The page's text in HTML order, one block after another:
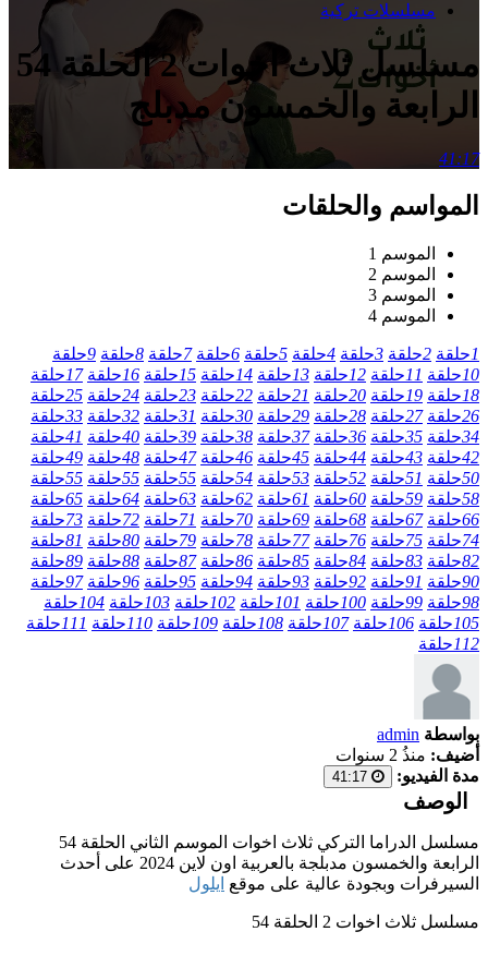
مسلسلات تركية
مسلسل ثلاث اخوات 2 الحلقة 54
الرابعة والخمسون مدبلج
41:17
المواسم والحلقات
الموسم 1
الموسم 2
الموسم 3
الموسم 4
1حلقة 2حلقة 3حلقة 4حلقة 5حلقة 6حلقة 7حلقة 8حلقة 9حلقة
10حلقة 11حلقة 12حلقة 13حلقة 14حلقة 15حلقة 16حلقة 17حلقة
18حلقة 19حلقة 20حلقة 21حلقة 22حلقة 23حلقة 24حلقة 25حلقة
26حلقة 27حلقة 28حلقة 29حلقة 30حلقة 31حلقة 32حلقة 33حلقة
34حلقة 35حلقة 36حلقة 37حلقة 38حلقة 39حلقة 40حلقة 41حلقة
42حلقة 43حلقة 44حلقة 45حلقة 46حلقة 47حلقة 48حلقة 49حلقة
50حلقة 51حلقة 52حلقة 53حلقة 54حلقة 55حلقة 55حلقة 55حلقة
58حلقة 59حلقة 60حلقة 61حلقة 62حلقة 63حلقة 64حلقة 65حلقة
66حلقة 67حلقة 68حلقة 69حلقة 70حلقة 71حلقة 72حلقة 73حلقة
74حلقة 75حلقة 76حلقة 77حلقة 78حلقة 79حلقة 80حلقة 81حلقة
82حلقة 83حلقة 84حلقة 85حلقة 86حلقة 87حلقة 88حلقة 89حلقة
90حلقة 91حلقة 92حلقة 93حلقة 94حلقة 95حلقة 96حلقة 97حلقة
98حلقة 99حلقة 100حلقة 101حلقة 102حلقة 103حلقة 104حلقة
105حلقة 106حلقة 107حلقة 108حلقة 109حلقة 110حلقة 111حلقة
112حلقة
بواسطة admin
أضيف: منذُ 2 سنوات
مدة الفيديو:
الوصف
مسلسل الدراما التركي ثلاث اخوات الموسم الثاني الحلقة 54
الرابعة والخمسون مدبلجة بالعربية اون لاين 2024 على أحدث
السيرفرات وبجودة عالية على موقع ايلول
مسلسل ثلاث اخوات 2 الحلقة 54